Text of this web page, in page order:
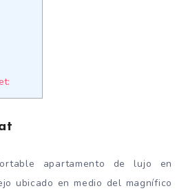
apartamento de lujo en
ubicado en medio del magnífico